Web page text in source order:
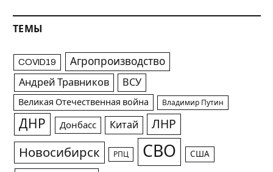
ТЕМЫ
COVID19 Агропроизводство
Андрей Травников ВСУ
Великая Отечественная война Владимир Путин
ДНР Донбасс Китай ЛНР
Новосибирск РПЦ СВО США